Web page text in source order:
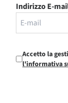
Indirizzo E-
Accetto la
l'informativa